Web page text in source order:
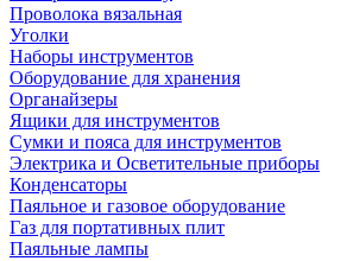
Проволока вязальная
Уголки
Наборы инструментов
Оборудование для хранения
Органайзеры
Ящики для инструментов
Сумки и пояса для инструментов
Электрика и Осветительные приборы
Конденсаторы
Паяльное и газовое оборудование
Газ для портативных плит
Паяльные лампы